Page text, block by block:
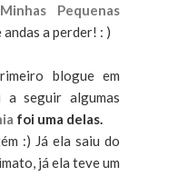
Pequenas
andas a perder! : )
blogue em
a seguir algumas
foi uma delas.
:) Já ela saiu do
já ela teve um